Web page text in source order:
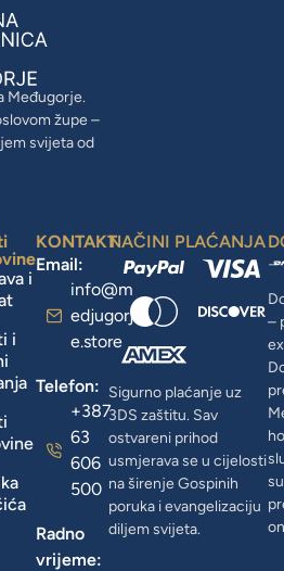
Međugorje.
župe –
svijeta od
i
i
KONTAKT
Email:
info@m
edjugorj
e.store
Telefon:
+387
63
606
500
Radno
vrijeme:
NAČINI PLAĆANJA
Sigurno plaćanje uz
3DS zaštitu. Sav
ostvareni prihod
usmjerava se u cijelosti
na širenje Gospinih
poruka i evangelizaciju
diljem svijeta.
–